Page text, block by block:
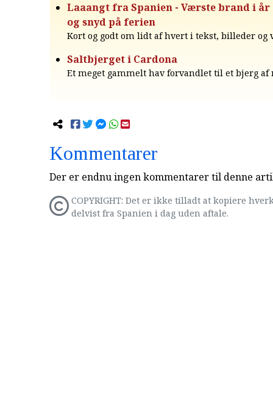
Laaangt fra Spanien - Værste brand i år
og snyd på ferien
Kort og godt om lidt af hvert i tekst, billeder og
Saltbjerget i Cardona
Et meget gammelt hav forvandlet til et bjerg af
Kommentarer
Der er endnu ingen kommentarer til denne
COPYRIGHT: Det er ikke tilladt at kopiere
delvist fra Spanien i dag uden aftale.